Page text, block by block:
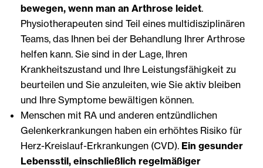
bewegen, wenn man an Arthrose leidet.
Physiotherapeuten sind Teil eines multidisziplinären
Teams, das Ihnen bei der Behandlung Ihrer Arthrose
helfen kann. Sie sind in der Lage, Ihren
Krankheitszustand und Ihre Leistungsfähigkeit zu
beurteilen und Sie anzuleiten, wie Sie aktiv bleiben
und Ihre Symptome bewältigen können.
Menschen mit RA und anderen entzündlichen
Gelenkerkrankungen haben ein erhöhtes Risiko für
Herz-Kreislauf-Erkrankungen (CVD). Ein gesunder
Lebensstil, einschließlich regelmäßiger